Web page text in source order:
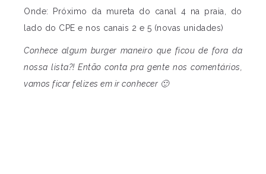
Onde: Próximo da mureta do canal 4 na praia, do
lado do CPE e nos canais 2 e 5 (novas unidades)
Conhece algum burger maneiro que ficou de fora da
nossa lista?! Então conta pra gente nos comentários,
vamos ficar felizes em ir conhecer 🙂